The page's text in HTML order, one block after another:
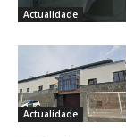
Actualidade
Actualidade